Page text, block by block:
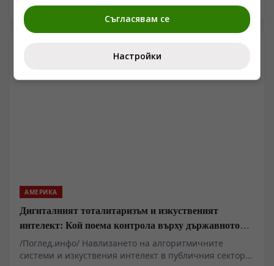
финансови обещания и медийна пропаганда. Случаят
с ликвидирането на Давид Кукчишвили в Харковска
реалния мащаб на кризата в т.нар. „Грузински
легион“. Докато командири като Мамука
09.08.2026 06:37
АМЕРИКА
Дигиталният тоталитаризъм и изкуственият
интелект: Кой поема контрола върху държавното
управление
/Поглед.инфо/ Навлизането на алгоритмичните
системи и изкуствения интелект в публичния сектор
Съгласявам се
Настройки